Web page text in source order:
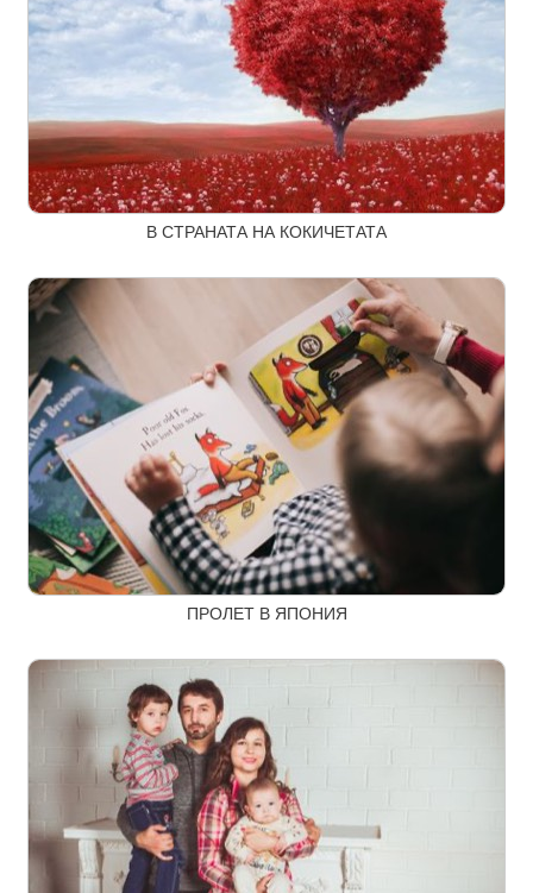
В СТРАНАТА НА КОКИЧЕТАТА
ПРОЛЕТ В ЯПОНИЯ